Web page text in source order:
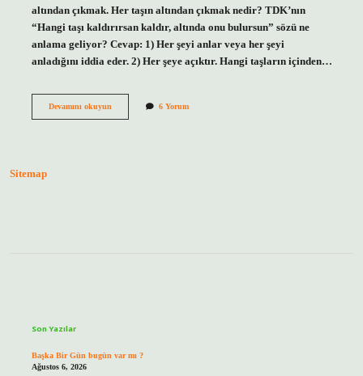
altından çıkmak. Her taşın altından çıkmak nedir? TDK’nın
“Hangi taşı kaldırırsan kaldır, altında onu bulursun” sözü ne
anlama geliyor? Cevap: 1) Her şeyi anlar veya her şeyi
anladığını iddia eder. 2) Her şeye açıktır. Hangi taşların içinden…
Devamını okuyunHer
6 Yorum
Sitemap
Son Yazılar
Başka Bir Gün bugün var mı ?
Ağustos 6, 2026